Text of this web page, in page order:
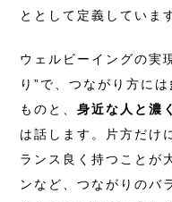
ととして定義していま
ウェルビーイングの実
り”で、つながり方には
ものと、身近な人と濃
は話します。片方だけ
ランス良く持つことが
ンなど、つながりのバ